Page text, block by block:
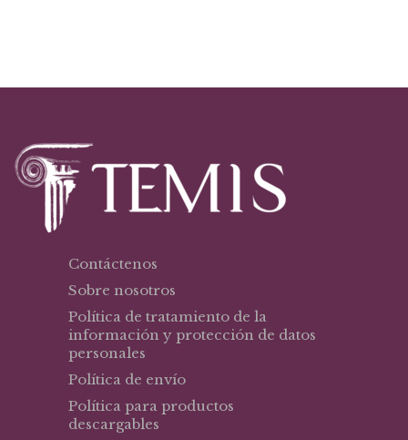
Contáctenos
Sobre nosotros
Política de tratamiento de la
información y protección de datos
personales
Política de envío
Política para productos
descargables